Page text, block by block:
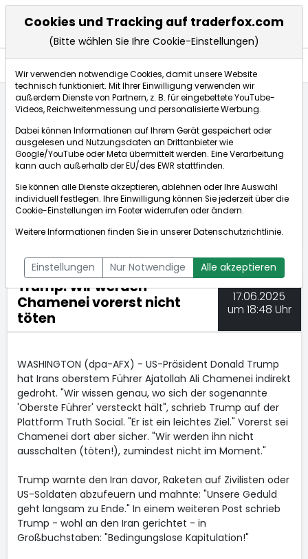
Trump: Wir werden Chamenei vorerst nicht töten
dpa-AFX Compact
ÜBERSICHT DPA-AFX PROFEED
DPA-AFX COMPACT
NEWSBOT
Trump: Wir werden
Chamenei vorerst nicht
töten
17.06.2025
um 18:48 Uhr
WASHINGTON (dpa-AFX) - US-Präsident Donald Trump
hat Irans oberstem Führer Ajatollah Ali Chamenei indirekt
gedroht. "Wir wissen genau, wo sich der sogenannte
'Oberste Führer' versteckt hält", schrieb Trump auf der
Plattform Truth Social. "Er ist ein leichtes Ziel." Vorerst sei
Chamenei dort aber sicher. "Wir werden ihn nicht
ausschalten (töten!), zumindest nicht im Moment."
Trump warnte den Iran davor, Raketen auf Zivilisten oder
US-Soldaten abzufeuern und mahnte: "Unsere Geduld
geht langsam zu Ende." In einem weiteren Post schrieb
Trump - wohl an den Iran gerichtet - in
Großbuchstaben: "Bedingungslose Kapitulation!"
Cookies und Tracking auf traderfox.com
(Bitte wählen Sie Ihre Cookie-Einstellungen)
Wir verwenden notwendige Cookies, damit unsere Website
technisch funktioniert. Mit Ihrer Einwilligung verwenden wir
außerdem Dienste von Partnern, z. B. für eingebettete YouTube-
Videos, Reichweitenmessung und personalisierte Werbung.
Dabei können Informationen auf Ihrem Gerät gespeichert oder
ausgelesen und Nutzungsdaten an Drittanbieter wie
Google/YouTube oder Meta übermittelt werden. Eine Verarbeitung
kann auch außerhalb der EU/des EWR stattfinden.
Sie können alle Dienste akzeptieren, ablehnen oder Ihre Auswahl
individuell festlegen. Ihre Einwilligung können Sie jederzeit über die
Cookie-Einstellungen im Footer widerrufen oder ändern.
Weitere Informationen finden Sie in unsererDatenschutzrichtlinie.
Einstellungen Nur Notwendige Alle akzeptieren